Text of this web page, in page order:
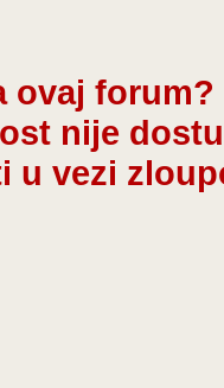
ovaj forum?
nije
u vezi